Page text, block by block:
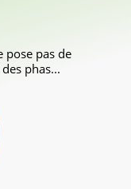
pose pas de
phas...